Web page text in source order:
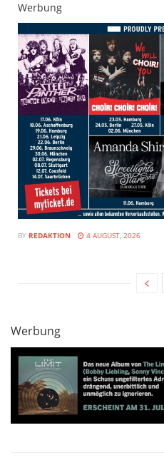
Werbung
BY REDAKTION 4 AUGUST, 2026
Werbung